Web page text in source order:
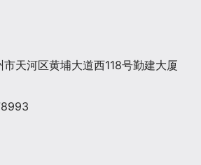
市天河区黄埔大道西118号勤建大厦